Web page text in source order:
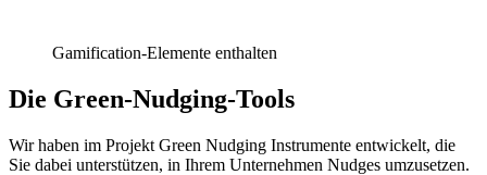
Gamification-Elemente enthalten
Die Green-Nudging-Tools
Wir haben im Projekt Green Nudging Instrumente entwickelt, die
Sie dabei unterstützen, in Ihrem Unternehmen Nudges umzusetzen.